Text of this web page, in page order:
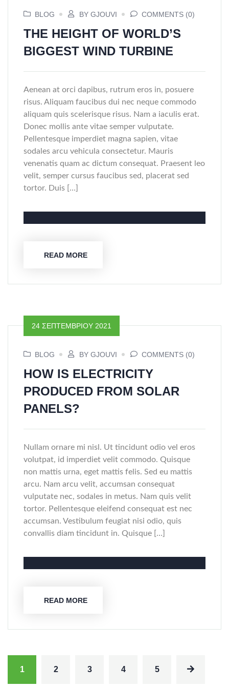
BLOG BY GJOUVI COMMENTS (0)
THE HEIGHT OF WORLD’S
BIGGEST WIND TURBINE
Aenean at orci dapibus, rutrum eros in, posuere
risus. Aliquam faucibus dui nec neque commodo
aliquam quis scelerisque risus. Nam a iaculis erat.
Donec mollis ante vitae semper vulputate.
Pellentesque imperdiet magna sapien, vitae
sodales arcu vehicula consectetur. Mauris
venenatis quam ac dictum consequat. Praesent leo
velit, semper cursus faucibus sed, placerat sed
tortor. Duis […]
READ MORE
24 ΣΕΠΤΕΜΒΡΊΟΥ 2021
BLOG BY GJOUVI COMMENTS (0)
HOW IS ELECTRICITY
PRODUCED FROM SOLAR
PANELS?
Nullam ornare mi nisl. Ut tincidunt odio vel eros
volutpat, id imperdiet velit commodo. Quisque
non mattis urna, eget mattis felis. Sed eu mattis
arcu. Nam arcu velit, accumsan consequat
vulputate nec, sodales in metus. Nam quis velit
tortor. Pellentesque eleifend consequat est nec
accumsan. Vestibulum feugiat nisi odio, quis
convallis diam tincidunt in. Quisque […]
READ MORE
1 2 3 4 5